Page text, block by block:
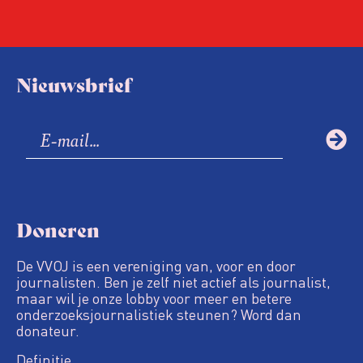
Nieuwsbrief
Doneren
De VVOJ is een vereniging van, voor en door
journalisten. Ben je zelf niet actief als journalist,
maar wil je onze lobby voor meer en betere
onderzoeksjournalistiek steunen? Word dan
donateur.
Definitie